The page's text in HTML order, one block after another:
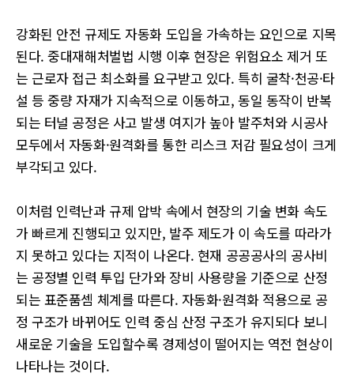
강화된 안전 규제도 자동화 도입을 가속하는 요인으로 지목
된다. 중대재해처벌법 시행 이후 현장은 위험요소 제거 또
는 근로자 접근 최소화를 요구받고 있다. 특히 굴착·천공·타
설 등 중량 자재가 지속적으로 이동하고, 동일 동작이 반복
되는 터널 공정은 사고 발생 여지가 높아 발주처와 시공사
모두에서 자동화·원격화를 통한 리스크 저감 필요성이 크게
부각되고 있다.
이처럼 인력난과 규제 압박 속에서 현장의 기술 변화 속도
가 빠르게 진행되고 있지만, 발주 제도가 이 속도를 따라가
지 못하고 있다는 지적이 나온다. 현재 공공공사의 공사비
는 공정별 인력 투입 단가와 장비 사용량을 기준으로 산정
되는 표준품셈 체계를 따른다. 자동화·원격화 적용으로 공
정 구조가 바뀌어도 인력 중심 산정 구조가 유지되다 보니
새로운 기술을 도입할수록 경제성이 떨어지는 역전 현상이
나타나는 것이다.